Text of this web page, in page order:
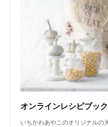
いちかわあやこのオリジナルの